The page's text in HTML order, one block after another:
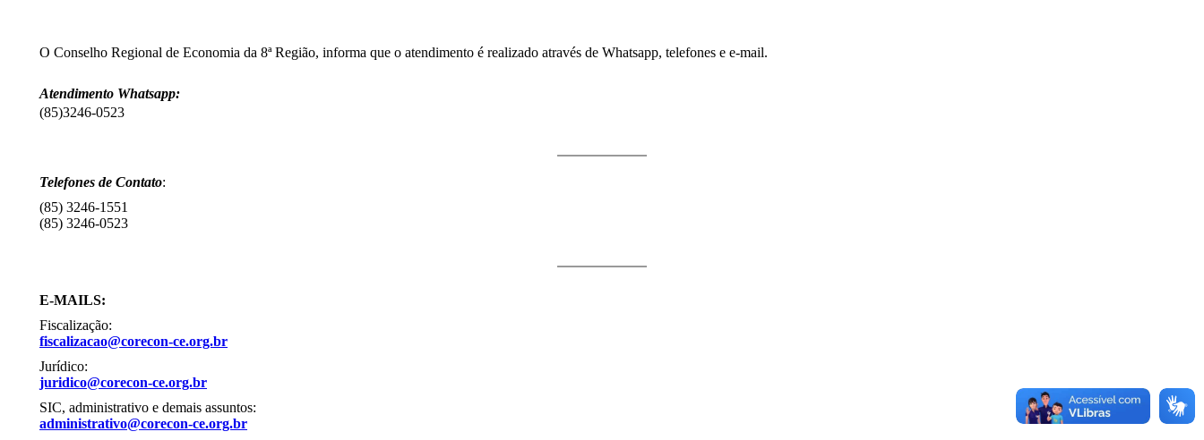
O Conselho Regional de Economia da 8ª Região, informa que o atendimento é realizado através de Whatsapp, telefones e e-mail.
Atendimento Whatsapp:
(85)3246-0523⠀⠀
Telefones de Contato:
(85) 3246-1551
(85) 3246-0523
E-MAILS:
Fiscalização:
fiscalizacao@corecon-ce.org.br
Jurídico:
juridico@corecon-ce.org.br
SIC, administrativo e demais assuntos:
administrativo@corecon-ce.org.br